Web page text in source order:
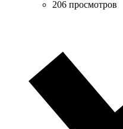
206 просмотров